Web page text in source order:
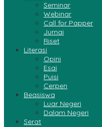
Seminar
Webinar
Call for Papper
Jurnai
Riset
Literasi
Opini
Esai
Puisi
Cerpen
Beasiswa
Luar Negeri
Dalam Negeri
Serat